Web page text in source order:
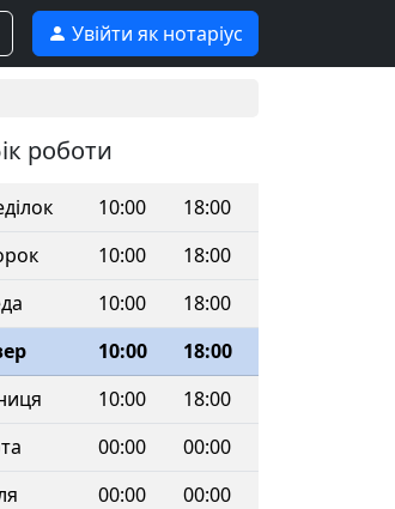
Увійти як нотаріус
роботи
10:00
18:00
10:00
18:00
10:00
18:00
10:00
18:00
10:00
18:00
00:00
00:00
00:00 00:00